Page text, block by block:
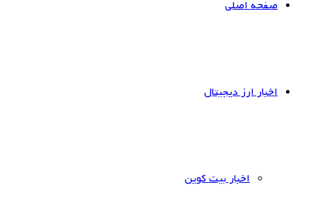
صفحه اصلی
اخبار ارز دیجیتال
اخبار بیت کوین